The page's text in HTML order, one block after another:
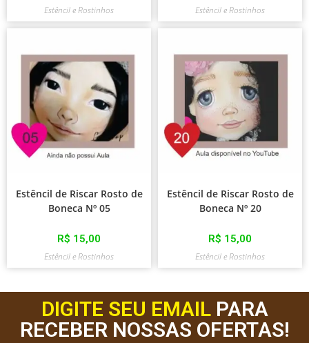
Estêncil e Rostinhos Estêncil e Rostinhos
Estêncil de Riscar Rosto de
Boneca Nº 05
R$ 15,00
Estêncil e Rostinhos
Estêncil de Riscar Rosto de
Boneca Nº 20
R$ 15,00
Estêncil e Rostinhos
DIGITE SEU EMAILPARA
RECEBER NOSSAS OFERTAS!